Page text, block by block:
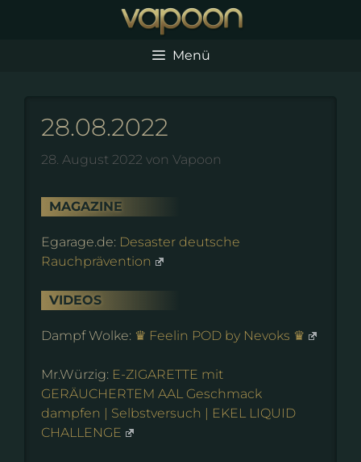
Menü
28.08.2022
28. August 2022 von Vapoon
MAGAZINE
Egarage.de: Desaster deutsche
Rauchprävention
VIDEOS
Dampf Wolke: ♛ Feelin POD by Nevoks ♛
Mr.Würzig: E-ZIGARETTE mit
GERÄUCHERTEM AAL Geschmack
dampfen | Selbstversuch | EKEL LIQUID
CHALLENGE